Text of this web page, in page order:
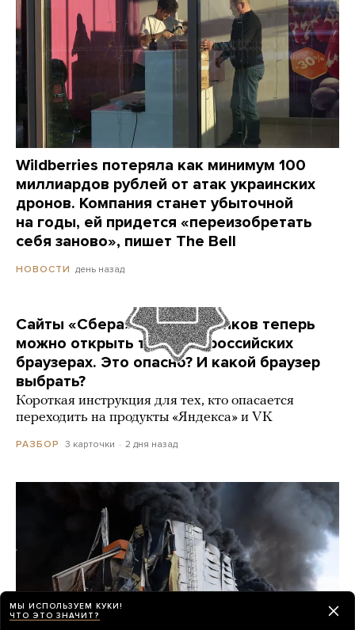
Wildberries потеряла как минимум 100
миллиардов рублей от атак украинских
дронов. Компания станет убыточной
на годы, ей придется «переизобретать
себя заново», пишет The Bell
НОВОСТИ день назад
Сайты «Сбера» и других банков теперь
можно открыть только в российских
браузерах. Это опасно? И какой браузер
выбрать?
Короткая инструкция для тех, кто опасается
переходить на продукты «Яндекса» и VK
РАЗБОР 3 карточки 2 дня назад
МЫ ИСПОЛЬЗУЕМ КУКИ!
ЧТО ЭТО ЗНАЧИТ?